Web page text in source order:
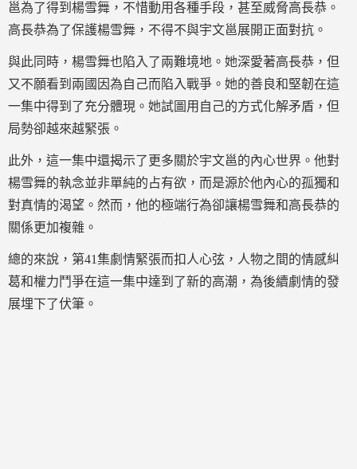
邕為了得到楊雪舞，不惜動用各種手段，甚至威脅高長恭。
高長恭為了保護楊雪舞，不得不與宇文邕展開正面對抗。
與此同時，楊雪舞也陷入了兩難境地。她深愛著高長恭，但
又不願看到兩國因為自己而陷入戰爭。她的善良和堅韌在這
一集中得到了充分體現。她試圖用自己的方式化解矛盾，但
局勢卻越來越緊張。
此外，這一集中還揭示了更多關於宇文邕的內心世界。他對
楊雪舞的執念並非單純的占有欲，而是源於他內心的孤獨和
對真情的渴望。然而，他的極端行為卻讓楊雪舞和高長恭的
關係更加複雜。
總的來說，第41集劇情緊張而扣人心弦，人物之間的情感糾
葛和權力鬥爭在這一集中達到了新的高潮，為後續劇情的發
展埋下了伏筆。